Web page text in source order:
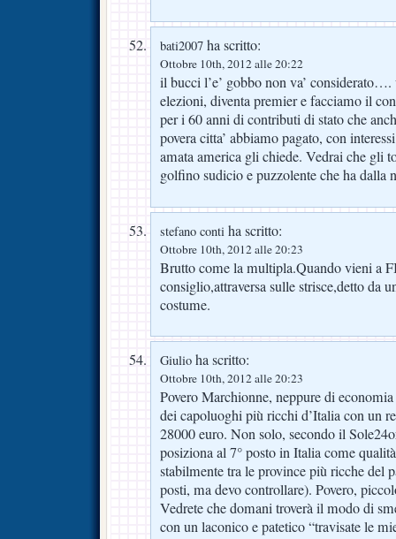
bati2007 ha scritto:
Ottobre 10th, 2012 alle 20:22
il bucci l’e’ gobbo non va’
elezioni, diventa premier e facciamo il
per i 60 anni di contributi di stato che
povera citta’ abbiamo pagato, con
amata america gli chiede. Vedrai che gli
golfino sudicio e puzzolente che ha dalla
stefano conti ha scritto:
Ottobre 10th, 2012 alle 20:23
Brutto come la multipla.Quando vieni a
consiglio,attraversa sulle strisce,detto da
costume.
Giulio ha scritto:
Ottobre 10th, 2012 alle 20:23
Povero Marchionne, neppure di
dei capoluoghi più ricchi d’Italia con un
28000 euro. Non solo, secondo il
posiziona al 7° posto in Italia come
stabilmente tra le province più ricche del
posti, ma devo controllare). Povero,
Vedrete che domani troverà il modo di
con un laconico e patetico “travisate le